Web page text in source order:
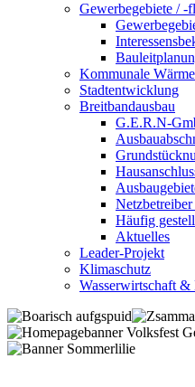
Gewerbegebiete / -
Kommunale
Stadtentwicklung
Breitbandausbau
G.E.R.N-
Häufig
Aktuelles
Leader-Projekt
Klimaschutz
Wasserwirtschaft &